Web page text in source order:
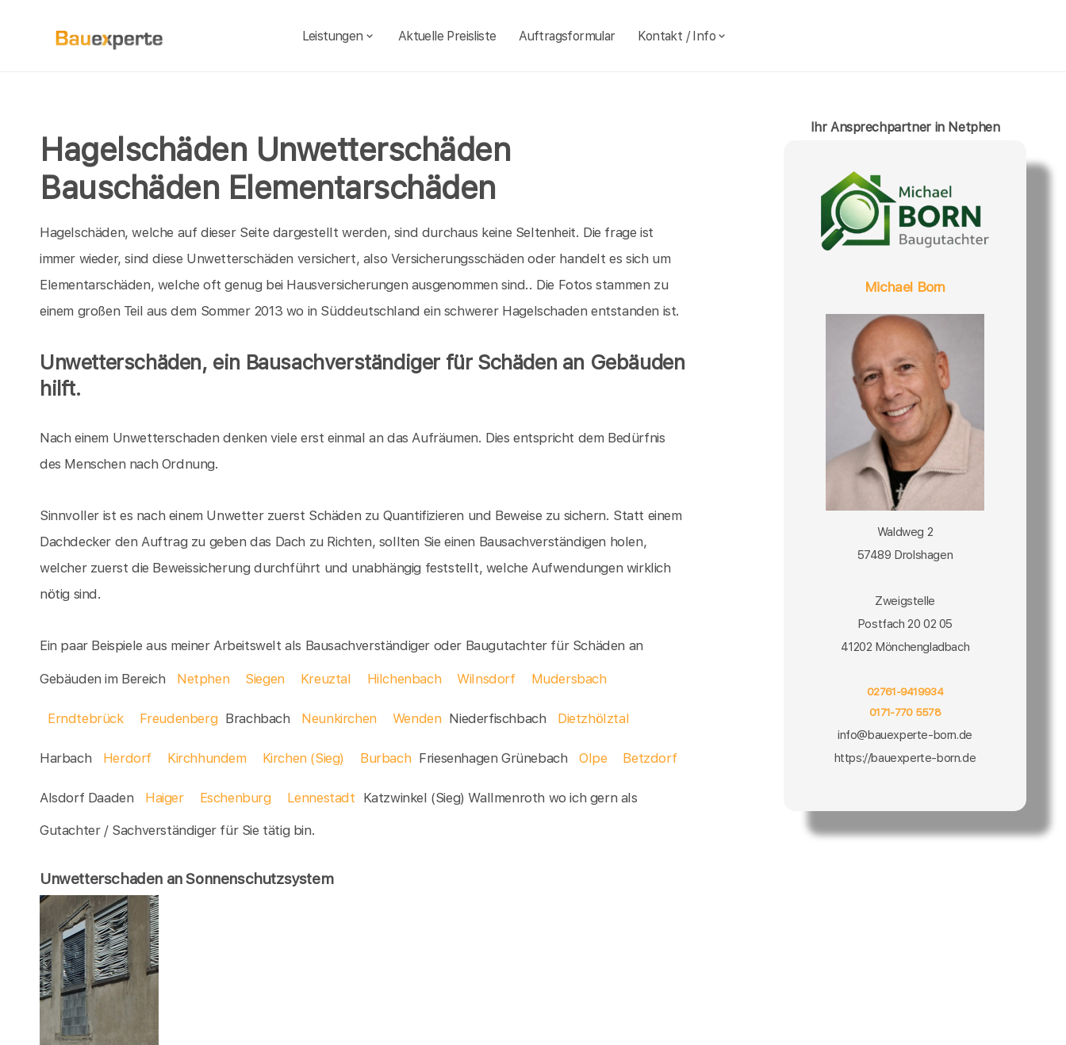
Leistungen Aktuelle Preisliste Auftragsformular Kontakt / Info
Hagelschäden Unwetterschäden
Bauschäden Elementarschäden
Hagelschäden, welche auf dieser Seite dargestellt werden, sind durchaus keine Seltenheit. Die frage ist
immer wieder, sind diese Unwetterschäden versichert, also Versicherungsschäden oder handelt es sich um
Elementarschäden, welche oft genug bei Hausversicherungen ausgenommen sind.. Die Fotos stammen zu
einem großen Teil aus dem Sommer 2013 wo in Süddeutschland ein schwerer Hagelschaden entstanden ist.
Unwetterschäden, ein Bausachverständiger für Schäden an Gebäuden
hilft.
Nach einem Unwetterschaden denken viele erst einmal an das Aufräumen. Dies entspricht dem Bedürfnis
des Menschen nach Ordnung.
Sinnvoller ist es nach einem Unwetter zuerst Schäden zu Quantifizieren und Beweise zu sichern. Statt einem
Dachdecker den Auftrag zu geben das Dach zu Richten, sollten Sie einen Bausachverständigen holen,
welcher zuerst die Beweissicherung durchführt und unabhängig feststellt, welche Aufwendungen wirklich
nötig sind.
Ein paar Beispiele aus meiner Arbeitswelt als Bausachverständiger oder Baugutachter für Schäden an
Gebäuden im Bereich Netphen Siegen Kreuztal Hilchenbach Wilnsdorf Mudersbach
Erndtebrück Freudenberg Brachbach Neunkirchen Wenden Niederfischbach Dietzhölztal
Harbach Herdorf Kirchhundem Kirchen (Sieg) Burbach Friesenhagen Grünebach Olpe Betzdorf
Alsdorf Daaden Haiger Eschenburg Lennestadt Katzwinkel (Sieg) Wallmenroth wo ich gern als
Gutachter / Sachverständiger für Sie tätig bin.
Unwetterschaden an Sonnenschutzsystem
Ihr Ansprechpartner in Netphen
Michael Born
Waldweg 2
57489 Drolshagen
Zweigstelle
Postfach 20 02 05
41202 Mönchengladbach
02761-9419934
0171-770 5578
info@bauexperte-born.de
https://bauexperte-born.de